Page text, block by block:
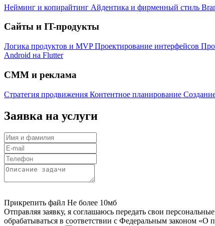
Нейминг и копирайтинг Айдентика и фирменный стиль
Сайты и IT-продукты
Логика продуктов и MVPПроектирование интерфейсов
Android на Flutter
СММ и реклама
Стратегия продвижения Контентное планирование
Заявка на услуги
Прикрепить файл Не более 10мб
Отправляя заявку, я соглашаюсь передать свои
обрабатываться в соответствии с Федеральным законом «О